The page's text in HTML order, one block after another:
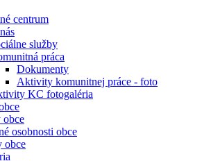
centrum
služby
práca
Dokumenty
Aktivity komunitnej práce - foto
KC fotogaléria
obce
osobnosti obce
obce